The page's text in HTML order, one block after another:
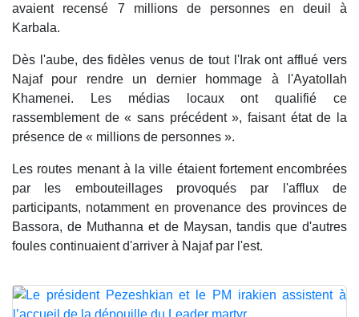
avaient recensé 7 millions de personnes en deuil à
Karbala.
Dès l'aube, des fidèles venus de tout l'Irak ont afflué vers
Najaf pour rendre un dernier hommage à l'Ayatollah
Khamenei. Les médias locaux ont qualifié ce
rassemblement de « sans précédent », faisant état de la
présence de « millions de personnes ».
Les routes menant à la ville étaient fortement encombrées
par les embouteillages provoqués par l'afflux de
participants, notamment en provenance des provinces de
Bassora, de Muthanna et de Maysan, tandis que d'autres
foules continuaient d'arriver à Najaf par l'est.